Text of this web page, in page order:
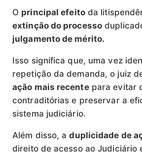
O principal efeitoda
extinção do processo
julgamento de mérito.
Isso significa que, uma vez
repetição da demanda, o juiz
ação mais recentepara evitar
contraditórias e preservar a
sistema judiciário.
Além disso, aduplicidade de
direito de acesso ao Judiciário